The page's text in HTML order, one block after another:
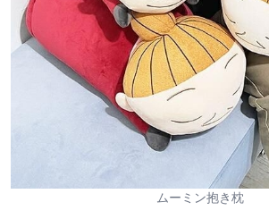
ムーミン抱き枕